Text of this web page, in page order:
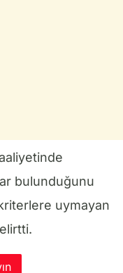
bulunduğunu
uymayan